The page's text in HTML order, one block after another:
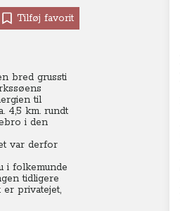
Tilføj favorit
bred grussti
til
4,5 km. rundt
i den
var derfor
i folkemunde
tidligere
privatejet,